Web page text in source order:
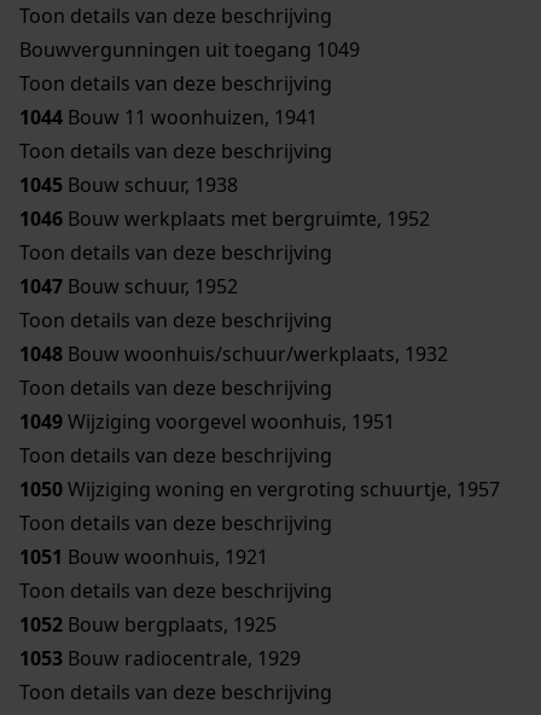
Toon details van deze beschrijving
Bouwvergunningen uit toegang 1049
Toon details van deze beschrijving
1044 Bouw 11 woonhuizen, 1941
Toon details van deze beschrijving
1045 Bouw schuur, 1938
1046 Bouw werkplaats met bergruimte, 1952
Toon details van deze beschrijving
1047 Bouw schuur, 1952
Toon details van deze beschrijving
1048 Bouw woonhuis/schuur/werkplaats, 1932
Toon details van deze beschrijving
1049Wijziging voorgevel woonhuis, 1951
Toon details van deze beschrijving
1050Wijziging woning en vergroting schuurtje, 1957
Toon details van deze beschrijving
1051 Bouw woonhuis, 1921
Toon details van deze beschrijving
1052 Bouw bergplaats, 1925
1053 Bouw radiocentrale, 1929
Toon details van deze beschrijving